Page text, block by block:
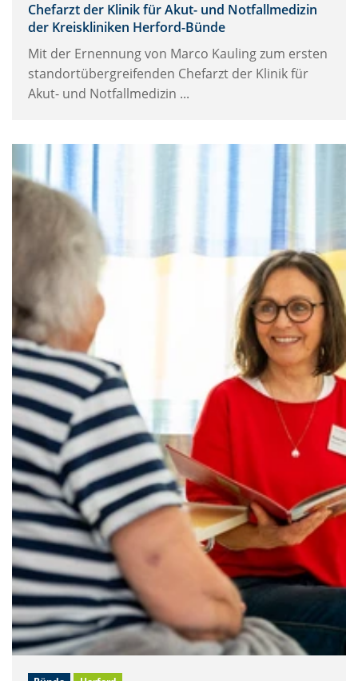
Chefarzt der Klinik für Akut- und Notfallmedizin
der Kreiskliniken Herford-Bünde
Mit der Ernennung von Marco Kauling zum ersten
standortübergreifenden Chefarzt der Klinik für
Akut- und Notfallmedizin ...